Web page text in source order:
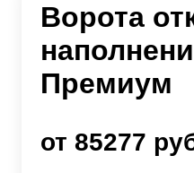
Ворота
Премиум
от 85277